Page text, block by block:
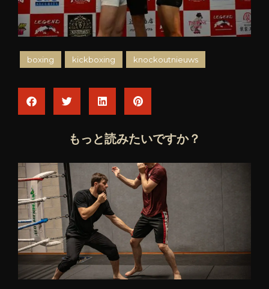
boxing kickboxing knockoutnieuws
もっと読みたいですか？